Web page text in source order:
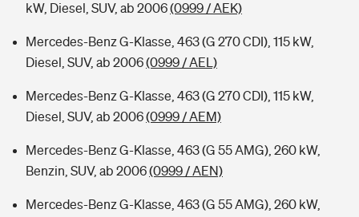
kW, Diesel, SUV, ab 2006(0999 / AEK)
Mercedes-Benz G-Klasse, 463 (G 270 CDI), 115 kW,
Diesel, SUV, ab 2006(0999 / AEL)
Mercedes-Benz G-Klasse, 463 (G 270 CDI), 115 kW,
Diesel, SUV, ab 2006(0999 / AEM)
Mercedes-Benz G-Klasse, 463 (G 55 AMG), 260 kW,
Benzin, SUV, ab 2006(0999 / AEN)
Mercedes-Benz G-Klasse, 463 (G 55 AMG), 260 kW,